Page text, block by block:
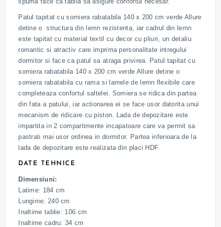
Patul tapitat cu somiera rabatabila 140 x 200 cm verde Allure
detine o structura din lemn rezistenta, iar cadrul din lemn
este tapitat cu material textil cu decor cu pliuri, un detaliu
romantic si atractiv care imprima personalitate intregului
dormitor si face ca patul sa atraga privirea. Patul tapitat cu
somiera rabatabila 140 x 200 cm verde Allure detine o
somiera rabatabila cu rama si lamele de lemn flexibile care
completeaza confortul saltelei. Somiera se ridica din partea
din fata a patului, iar actionarea ei se face usor datorita unui
mecanism de ridicare cu piston. Lada de depozitare este
impartita in 2 compartimente incapatoare care va permit sa
pastrati mai usor ordinea in dormitor. Partea inferioara de la
lada de depozitare este realizata din placi HDF.
DATE TEHNICE
Dimensiuni:
Latime: 184 cm
Lungime: 240 cm
Inaltime tablie: 106 cm
Inaltime cadru: 34 cm